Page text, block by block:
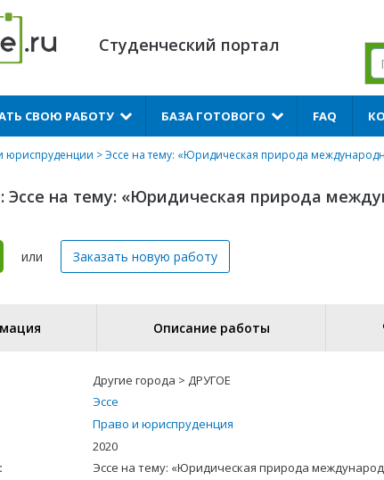
Студенческий портал
СВОЮ РАБОТУ БАЗА ГОТОВОГО FAQ
юриспруденции > Эссе на тему: «Юридическая природа
Эссе на тему: «Юридическая природа
или Заказать новую работу
Описание работы
Другие города > ДРУГОЕ
Эссе
Право и юриспруденция
2020
Эссе на тему: «Юридическая природа